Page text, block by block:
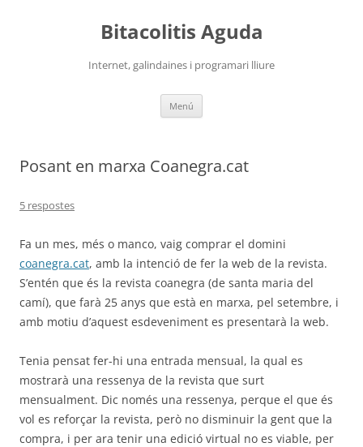
Bitacolitis Aguda
Internet, galindaines i programari lliure
Menú
Posant en marxa Coanegra.cat
5 respostes
Fa un mes, més o manco, vaig comprar el domini
coanegra.cat, amb la intenció de fer la web de la revista.
S’entén que és la revista coanegra (de santa maria del
camí), que farà 25 anys que està en marxa, pel setembre, i
amb motiu d’aquest esdeveniment es presentarà la web.
Tenia pensat fer-hi una entrada mensual, la qual es
mostrarà una ressenya de la revista que surt
mensualment. Dic només una ressenya, perque el que és
vol es reforçar la revista, però no disminuir la gent que la
compra, i per ara tenir una edició virtual no es viable, per